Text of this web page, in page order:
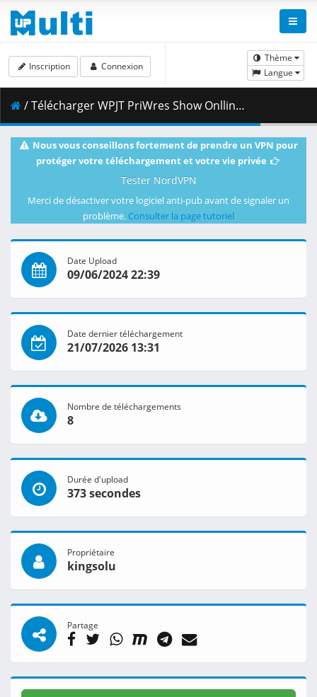
Thème
Langue
Inscription Connexion
/ Télécharger WPJT PriWres Show Onlline 9June24.mp4 ( 2.51 GB )
Nous vous conseillons fortement de prendre un VPN pour
protéger votre téléchargement et votre vie privée
Tester NordVPN
Merci de désactiver votre logiciel anti-pub avant de signaler un
problème. Consulter la page tutoriel
Date Upload
09/06/2024 22:39
Date dernier téléchargement
21/07/2026 13:31
Nombre de téléchargements
8
Durée d'upload
373 secondes
Propriétaire
kingsolu
Partage